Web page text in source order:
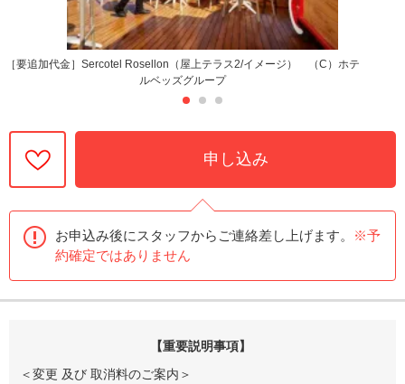
［要追加代金］Sercotel Rosellon（屋上テラス2/イメージ） （C）ホテ
ルベッズグループ
申し込み
お申込み後にスタッフからご連絡差し上げます。
※予
約確定ではありません
【重要説明事項】
＜変更 及び 取消料のご案内＞